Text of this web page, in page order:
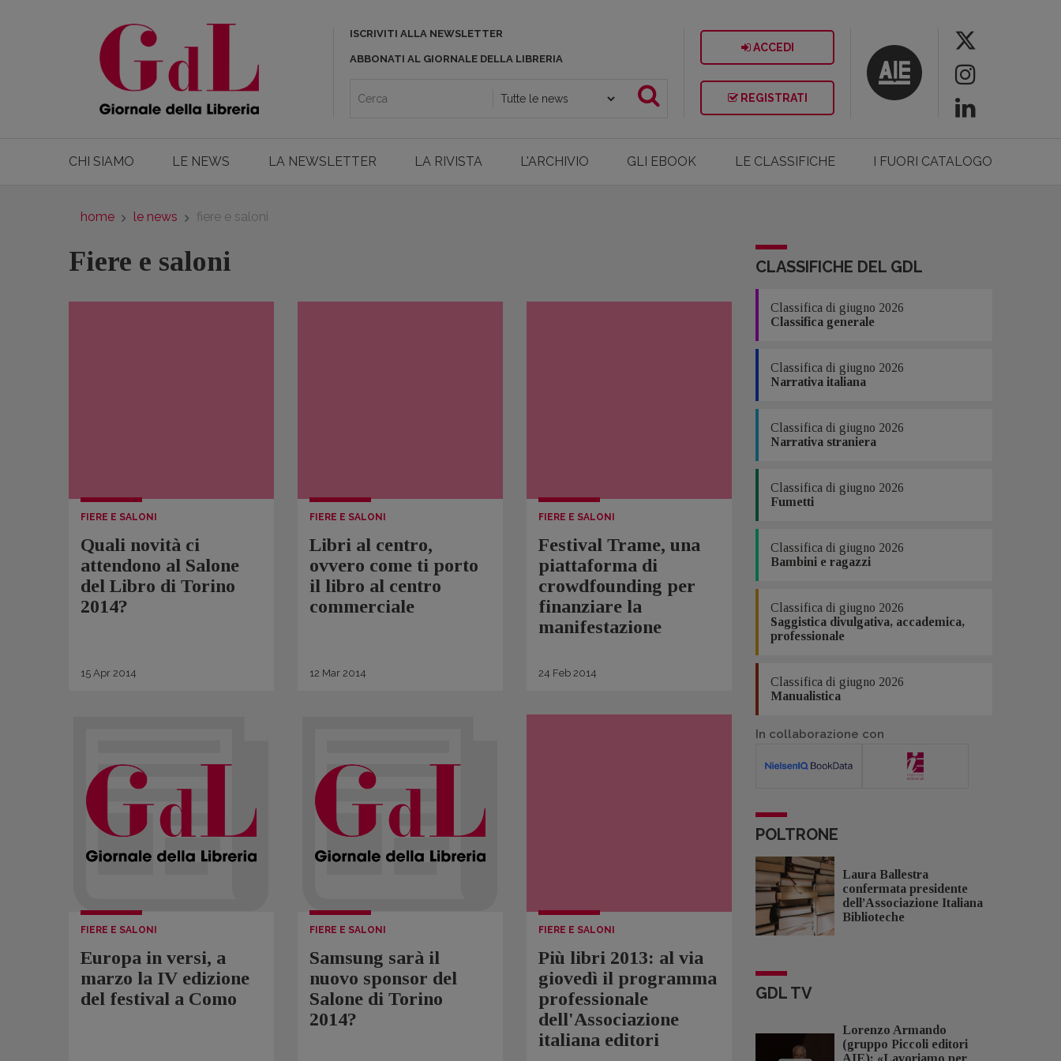
ISCRIVITI ALLA NEWSLETTER
ABBONATI AL GIORNALE DELLA LIBRERIA
ACCEDI
REGISTRATI
CHI SIAMO LE NEWS LA NEWSLETTER LA RIVISTA L'ARCHIVIO GLI EBOOK LE CLASSIFICHE I FUORI CATALOGO
home le news fiere e saloni
Fiere e saloni
FIERE E SALONI
Quali novità ci
attendono al Salone
del Libro di Torino
2014?
15 Apr 2014
FIERE E SALONI
Libri al centro,
ovvero come ti porto
il libro al centro
commerciale
12 Mar2014
FIERE E SALONI
Festival Trame, una
piattaforma di
crowdfounding per
finanziare la
manifestazione
24 Feb2014
FIERE E SALONI
Europa in versi, a
marzo la IV edizione
del festival a Como
FIERE E SALONI
Samsung sarà il
nuovo sponsor del
Salone di Torino
2014?
FIERE E SALONI
Più libri 2013: al via
giovedì il programma
professionale
dell'Associazione
italiana editori
CLASSIFICHE DEL GDL
Classifica di giugno 2026
Classifica generale
Classifica di giugno 2026
Narrativa italiana
Classifica di giugno 2026
Narrativa straniera
Classifica di giugno 2026
Fumetti
Classifica di giugno 2026
Bambini e ragazzi
Classifica di giugno 2026
Saggistica divulgativa, accademica,
professionale
Classifica di giugno 2026
Manualistica
In collaborazione con
POLTRONE
Laura Ballestra
confermata presidente
dell’Associazione Italiana
Biblioteche
GDL TV
Lorenzo Armando
(gruppo Piccoli editori
AIE): «Lavoriamo per